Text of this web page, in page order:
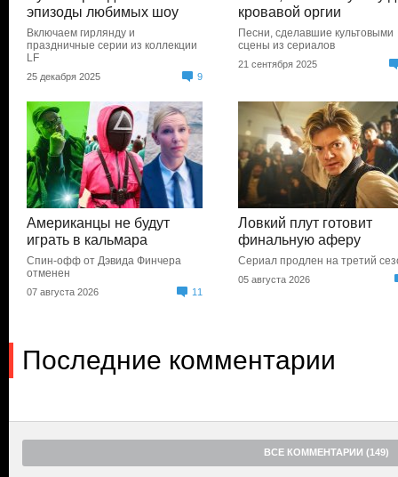
эпизоды любимых шоу
Включаем гирлянду и
праздничные серии из коллекции
LF
25 декабря 2025 9
кровавой оргии
Песни, сделавшие культовыми
сцены из сериалов
21 сентября 2025
Американцы не будут
играть в кальмара
Спин-офф от Дэвида Финчера
отменен
07 августа 2026 11
Ловкий плут готовит
финальную аферу
Сериал продлен на третий
05 августа 2026
Последние комментарии
ВСЕ КОММЕНТАРИИ (149)